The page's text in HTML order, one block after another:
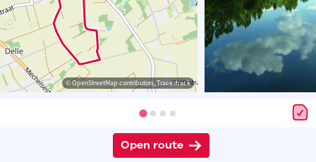
© OpenStreetMap contributors, Tracestrack
Open route